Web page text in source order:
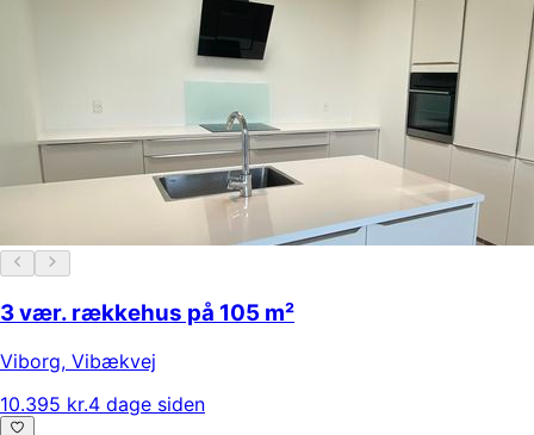
3 vær. rækkehus på 105 m²
Viborg, Vibækvej
10.395 kr.4 dage siden